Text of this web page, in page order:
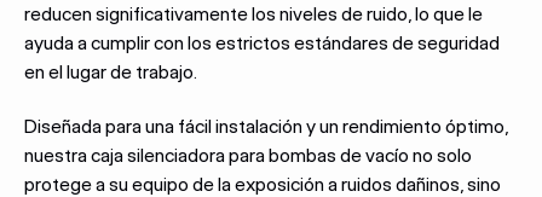
reducen significativamente los niveles de ruido, lo que le
ayuda a cumplir con los estrictos estándares de seguridad
en el lugar de trabajo.
Diseñada para una fácil instalación y un rendimiento óptimo,
nuestra caja silenciadora para bombas de vacío no solo
protege a su equipo de la exposición a ruidos dañinos, sino